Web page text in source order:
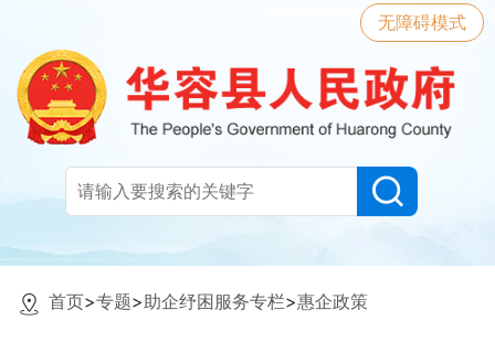
无障碍模式
首页>专题>助企纾困服务专栏>惠企政策